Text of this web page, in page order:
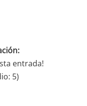
entrada!
5)